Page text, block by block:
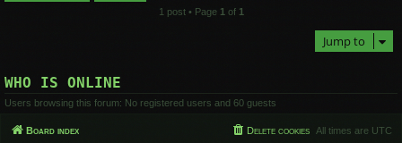
1 post • Page 1 of 1
Jump to
WHO IS ONLINE
Users browsing this forum: No registered users and 60 guests
Board index All times are UTC
Delete cookies